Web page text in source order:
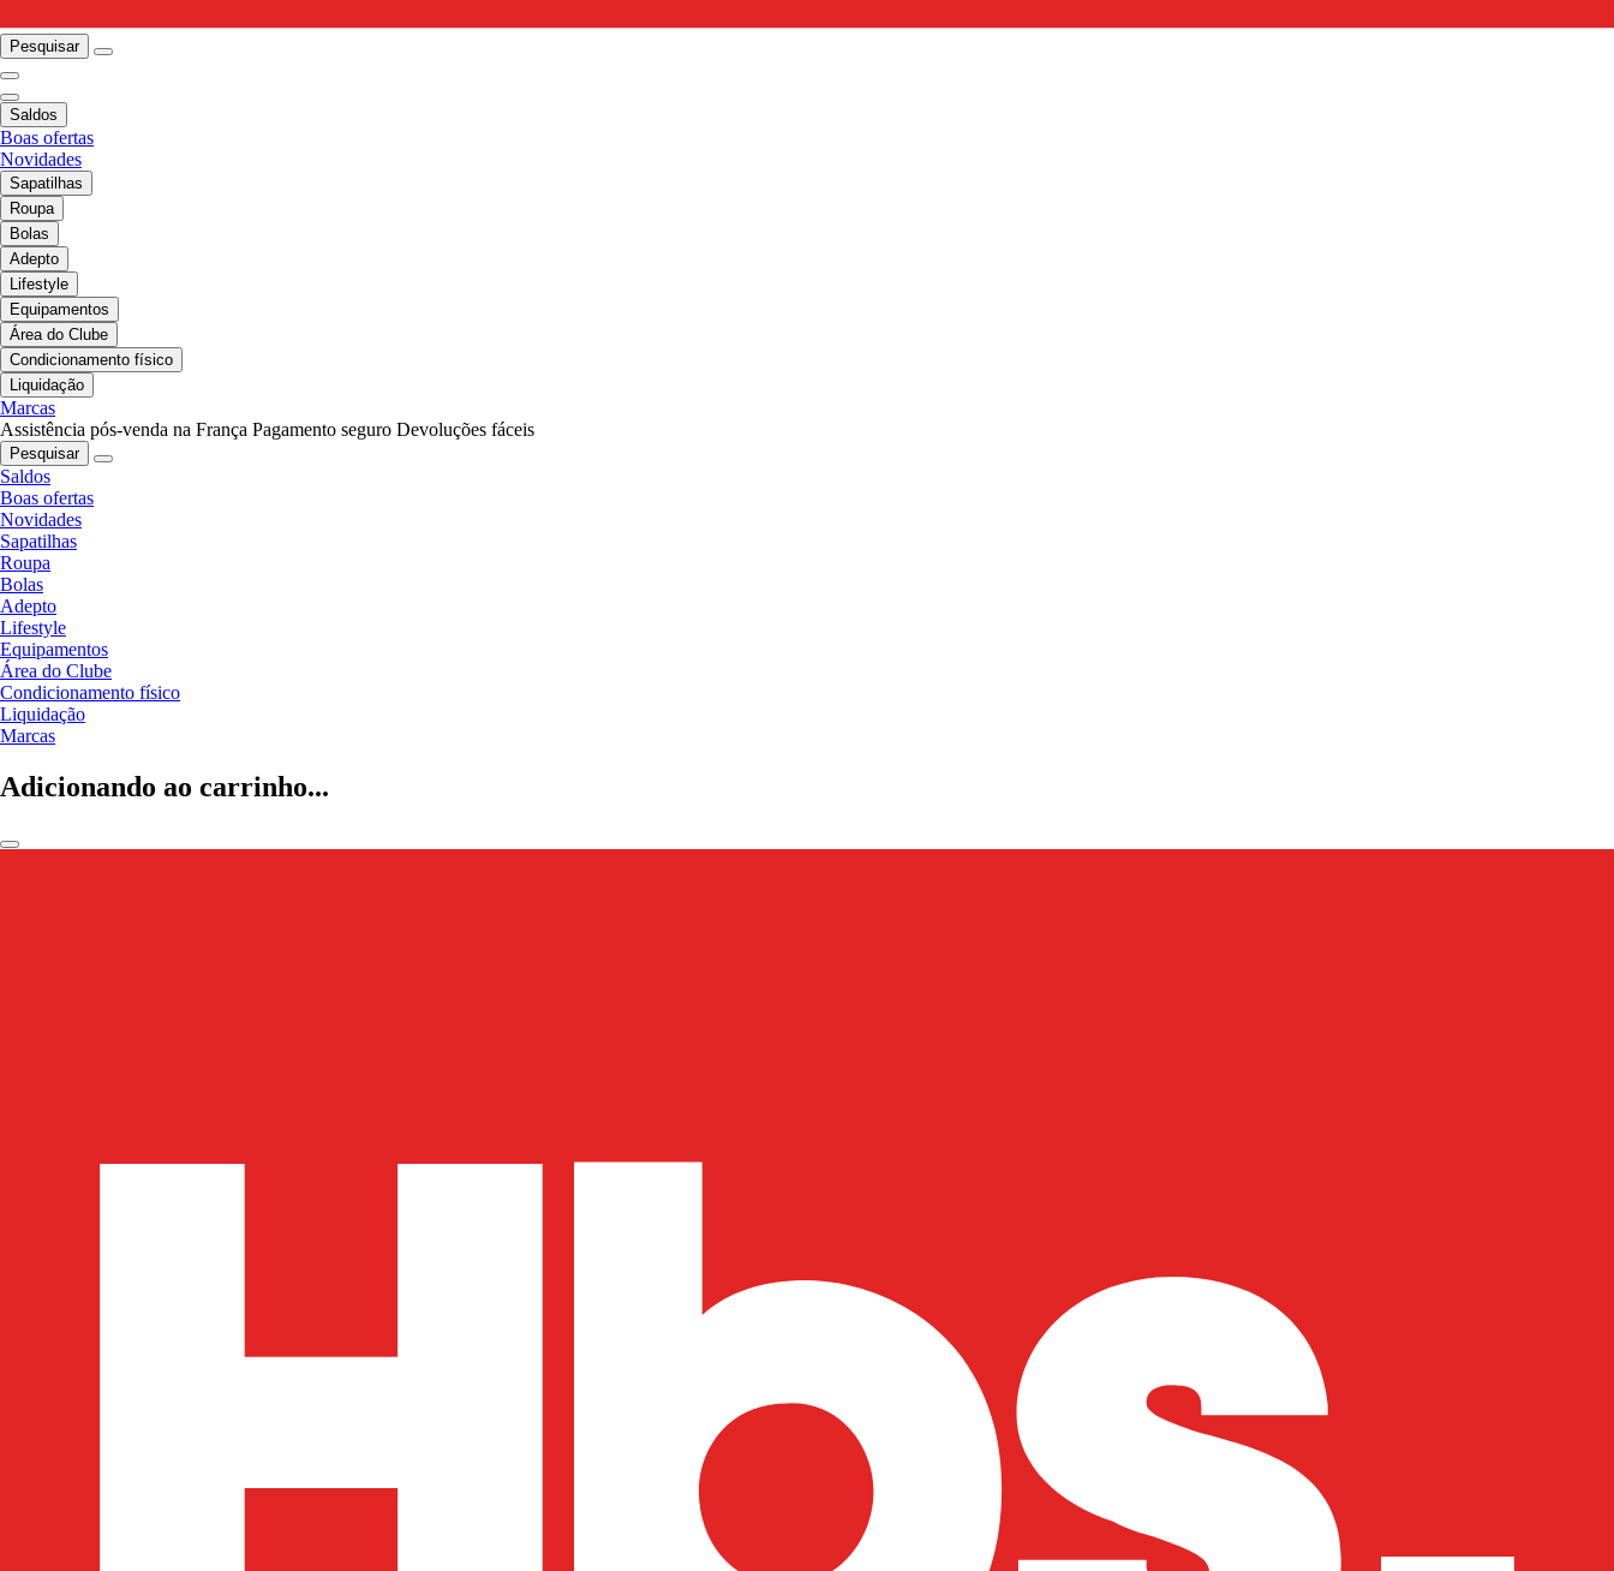
Pesquisar
Saldos
Boas ofertas
Novidades
Sapatilhas
Roupa
Bolas
Adepto
Lifestyle
Equipamentos
Área do Clube
Condicionamento físico
Liquidação
Marcas
Assistência pós-venda na França Pagamento seguro Devoluções fáceis
Pesquisar
Saldos
Boas ofertas
Novidades
Sapatilhas
Roupa
Bolas
Adepto
Lifestyle
Equipamentos
Área do Clube
Condicionamento físico
Liquidação
Marcas
Adicionando ao carrinho...